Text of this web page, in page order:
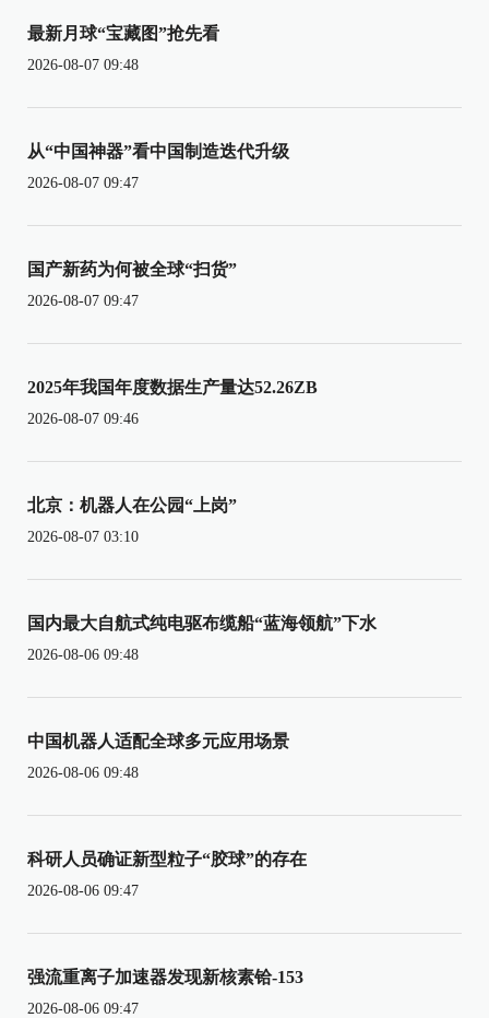
最新月球“宝藏图”抢先看
2026-08-07 09:48
从“中国神器”看中国制造迭代升级
2026-08-07 09:47
国产新药为何被全球“扫货”
2026-08-07 09:47
2025年我国年度数据生产量达52.26ZB
2026-08-07 09:46
北京：机器人在公园“上岗”
2026-08-07 03:10
国内最大自航式纯电驱布缆船“蓝海领航”下水
2026-08-06 09:48
中国机器人适配全球多元应用场景
2026-08-06 09:48
科研人员确证新型粒子“胶球”的存在
2026-08-06 09:47
强流重离子加速器发现新核素铪-153
2026-08-06 09:47